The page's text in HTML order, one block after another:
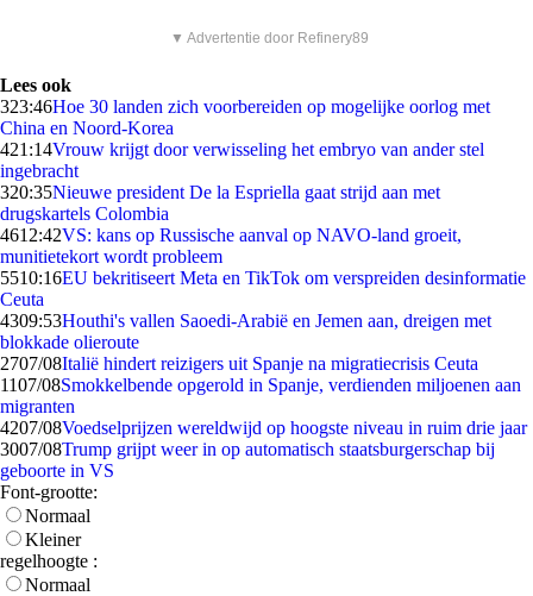
▼ Advertentie door Refinery89
Lees ook
323:46Hoe 30 landen zich voorbereiden op mogelijke oorlog met
China en Noord-Korea
421:14Vrouw krijgt door verwisseling het embryo van ander stel
ingebracht
320:35Nieuwe president De la Espriella gaat strijd aan met
drugskartels Colombia
4612:42VS: kans op Russische aanval op NAVO-land groeit,
munitietekort wordt probleem
5510:16EU bekritiseert Meta en TikTok om verspreiden desinformatie
Ceuta
4309:53Houthi's vallen Saoedi-Arabië en Jemen aan, dreigen met
blokkade olieroute
2707/08Italië hindert reizigers uit Spanje na migratiecrisis Ceuta
1107/08Smokkelbende opgerold in Spanje, verdienden miljoenen aan
migranten
4207/08Voedselprijzen wereldwijd op hoogste niveau in ruim drie jaar
3007/08Trump grijpt weer in op automatisch staatsburgerschap bij
geboorte in VS
Font-grootte:
Normaal
Kleiner
regelhoogte :
Normaal